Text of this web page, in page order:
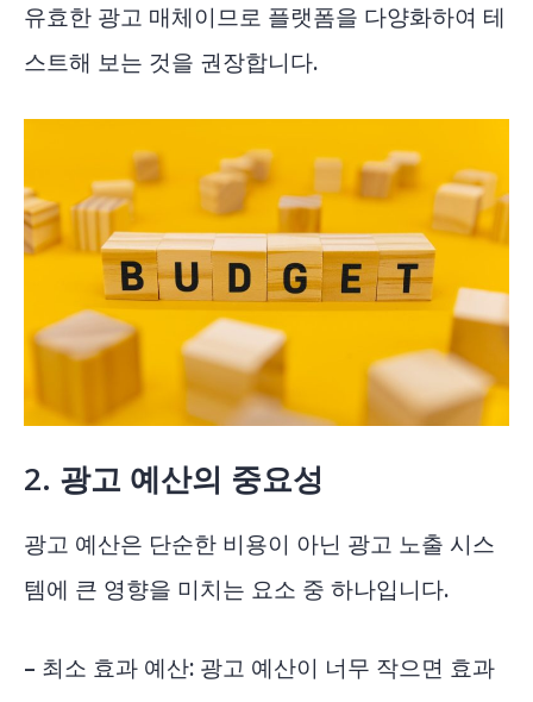
유효한 광고 매체이므로 플랫폼을 다양화하여 테
스트해 보는 것을 권장합니다.
2. 광고 예산의 중요성
광고 예산은 단순한 비용이 아닌 광고 노출 시스
템에 큰 영향을 미치는 요소 중 하나입니다.
– 최소 효과 예산: 광고 예산이 너무 작으면 효과